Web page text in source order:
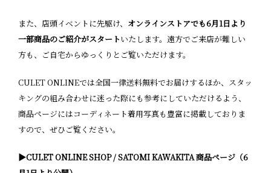
また、店頭イベントに先駆け、 オンラインストアでも6月1日より
一部商品のご紹介がスタートいたします。遠方でご来店が難しい
方も、ご自宅からゆっくりとご覧いただけます。
CULET ONLINEでは全国一律送料無料でお届けするほか、スタッ
キングの組み合わせに迷った際にも参考にしていただけるよう、
商品ページにはコーディネート着用写真も豊富に掲載しておりま
すので、ぜひご覧ください。
▶︎CULET ONLINE SHOP / SATOMI KAWAKITA 商品ページ（6